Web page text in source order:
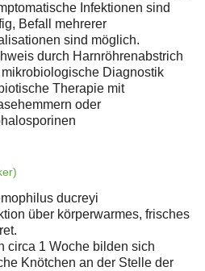
Infektionen sind
Befall mehrerer
sind möglich.
durch Harnröhrenabstrich
mikrobiologische Diagnostik
Therapie mit
oder
ducreyi
über körperwarmes, frisches
circa 1 Woche bilden sich
Knötchen an der Stelle der